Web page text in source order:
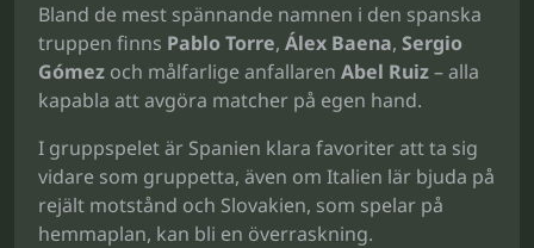
Bland de mest spännande namnen i den spanska
truppen finns Pablo Torre, Álex Baena, Sergio
Gómez och målfarlige anfallaren Abel Ruiz– alla
kapabla att avgöra matcher på egen hand.
I gruppspelet är Spanien klara favoriter att ta sig
vidare som gruppetta, även om Italien lär bjuda på
rejält motstånd och Slovakien, som spelar på
hemmaplan, kan bli en överraskning.